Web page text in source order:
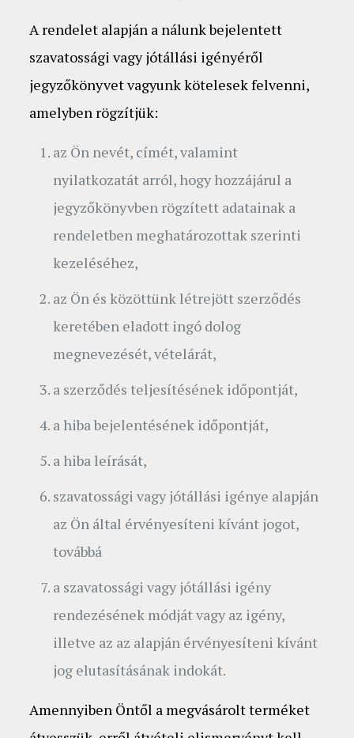
A rendelet alapján a nálunk bejelentett
szavatossági vagy jótállási igényéről
jegyzőkönyvet vagyunk kötelesek felvenni,
amelyben rögzítjük:
az Ön nevét, címét, valamint
nyilatkozatát arról, hogy hozzájárul a
jegyzőkönyvben rögzített adatainak a
rendeletben meghatározottak szerinti
kezeléséhez,
az Ön és közöttünk létrejött szerződés
keretében eladott ingó dolog
megnevezését, vételárát,
a szerződés teljesítésének időpontját,
a hiba bejelentésének időpontját,
a hiba leírását,
szavatossági vagy jótállási igénye alapján
az Ön által érvényesíteni kívánt jogot,
továbbá
a szavatossági vagy jótállási igény
rendezésének módját vagy az igény,
illetve az az alapján érvényesíteni kívánt
jog elutasításának indokát.
Amennyiben Öntől a megvásárolt terméket